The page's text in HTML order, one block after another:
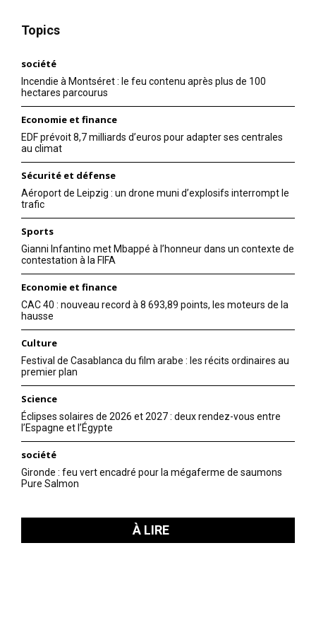
Topics
société
Incendie à Montséret : le feu contenu après plus de 100
hectares parcourus
Economie et finance
EDF prévoit 8,7 milliards d’euros pour adapter ses centrales
au climat
Sécurité et défense
Aéroport de Leipzig : un drone muni d’explosifs interrompt le
trafic
Sports
Gianni Infantino met Mbappé à l’honneur dans un contexte de
contestation à la FIFA
Economie et finance
CAC 40 : nouveau record à 8 693,89 points, les moteurs de la
hausse
Culture
Festival de Casablanca du film arabe : les récits ordinaires au
premier plan
Science
Éclipses solaires de 2026 et 2027 : deux rendez-vous entre
l’Espagne et l’Égypte
société
Gironde : feu vert encadré pour la mégaferme de saumons
Pure Salmon
À LIRE